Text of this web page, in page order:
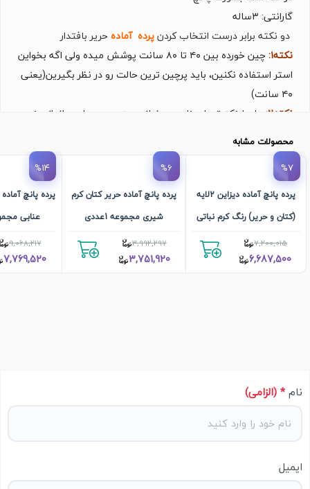
گارانتى: ۳ساله
دو نکته برابر درست انتخاب کردنپرده آمادهحریر بافتدار
نکته۱:
چین خورده بین ۴۰ تا ۸۰ سانت پوشش میده ولى اگه بخواین
استر استفاده نکنین، باید پرچین ترین حالت رو در نظر بگیرین(یعنى
۴۰ سانت)
نکته۲:
براى اینکه تعداد پنل مورد نیاز رو به دست بیارین اندازه پنجره
کنین، اینجورى تعداد پنلتون در میاد.)
محصولات مشابه
%7
پرده پانچ آماده دیزاین 2لایه
(کتان و حریر) رنگ کرم نباتی
کد 03 مجموعه 1عددی
7,200,015
6,687,500
%6
پرده پانچ آماده حریر کتان کرم
شیری مجموعه 1عددی
3,992,297
3,751,920
%14
پرده پانچ
عنابی
9,068,217
7,769,520
نام* (الزامی)
ایمیل